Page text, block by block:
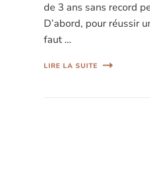
de 3 ans sans record
D’abord, pour réussir
faut …
LIRE LA SUITE